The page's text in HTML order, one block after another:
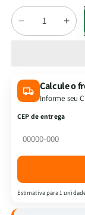
Quantidade
Diminuir
a
5
Devocionais
-
Promessas
o
a
5
o
Calcule o
Informe seu
CEP de entrega
Estimativa para 1